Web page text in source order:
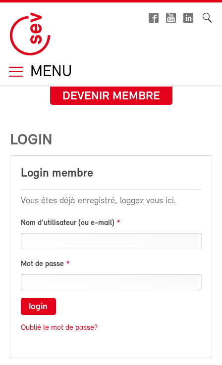
MENU
DEVENIR MEMBRE
LOGIN
Login membre
Vous êtes déjà enregistré, loggez vous ici.
Nom d'utilisateur (ou e-mail)
Mot de passe
login
Oublié le mot de passe?